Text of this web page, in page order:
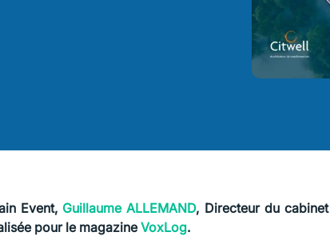
Event, Guillaume ALLEMAND, Directeur du cabinet
pour le magazineVoxLog.